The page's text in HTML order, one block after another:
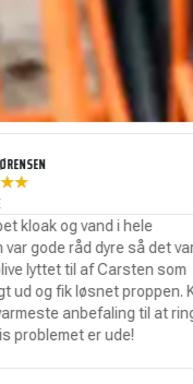
i hele
dyre så det var
Carsten som
proppen. Kan
til at ringe
er ude!